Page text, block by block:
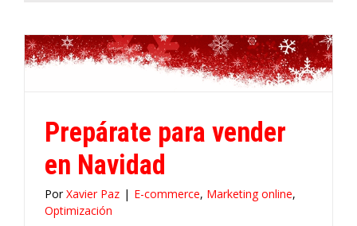
Prepárate para vender
en Navidad
PorXavier Paz | E-commerce, Marketing online,
Optimización